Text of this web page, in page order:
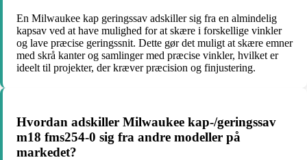
En Milwaukee kap geringssav adskiller sig fra en almindelig
kapsav ved at have mulighed for at skære i forskellige vinkler
og lave præcise geringssnit. Dette gør det muligt at skære emner
med skrå kanter og samlinger med præcise vinkler, hvilket er
ideelt til projekter, der kræver præcision og finjustering.
Hvordan adskiller Milwaukee kap-/geringssav
m18 fms254-0 sig fra andre modeller på
markedet?